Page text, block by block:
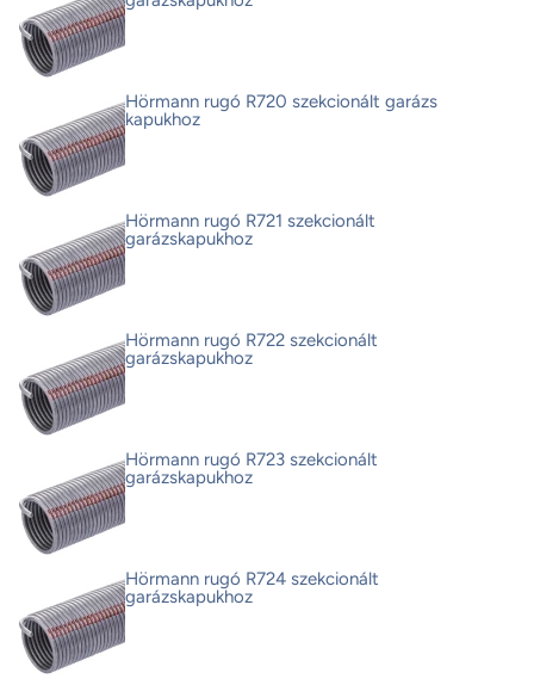
Hörmann rugó R720 szekcionált garázs
kapukhoz
Hörmann rugó R721 szekcionált
garázskapukhoz
Hörmann rugó R722 szekcionált
garázskapukhoz
Hörmann rugó R723 szekcionált
garázskapukhoz
Hörmann rugó R724 szekcionált
garázskapukhoz